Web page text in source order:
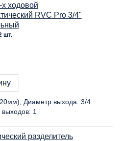
ходовой
RVC Pro 3/4"
шт.
Диаметр выхода: 3/4
выходов: 1
разделитель